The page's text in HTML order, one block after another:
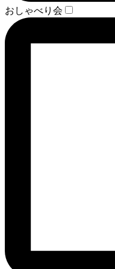
おしゃべり会